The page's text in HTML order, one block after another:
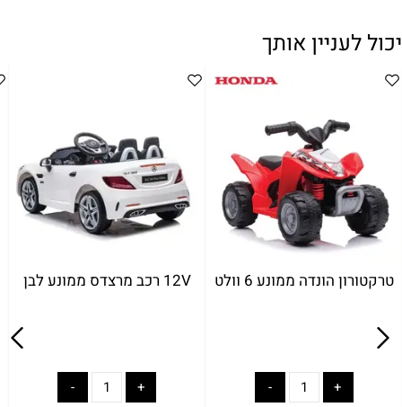
יכול לעניין אותך
12V רכב מרצדס ממונע לבן טרקטורון הונדה ממונע 6 וולט